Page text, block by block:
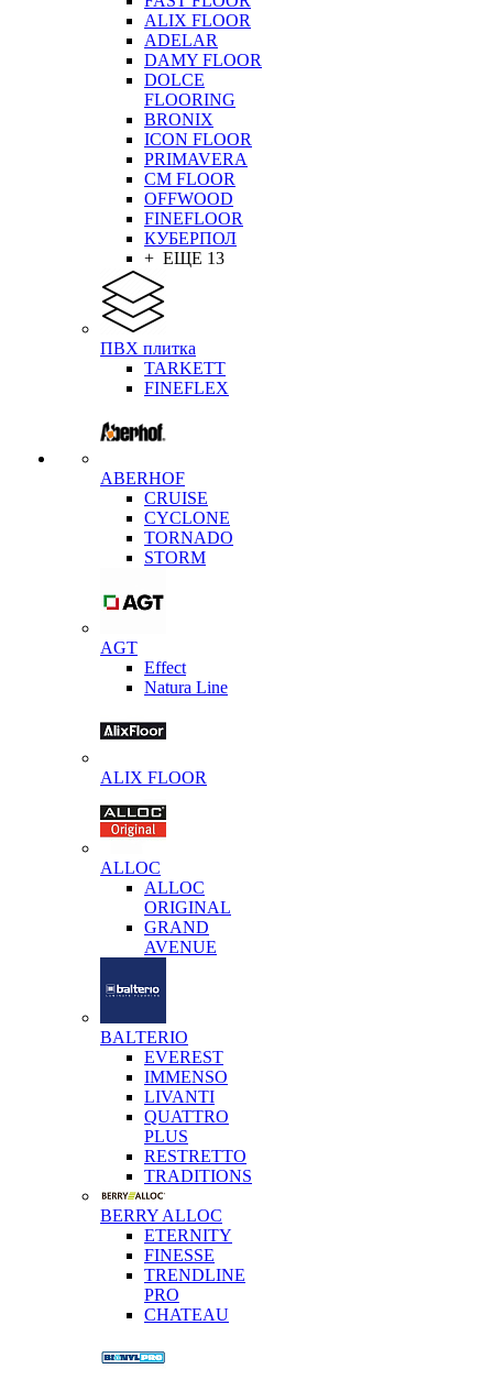
ALIX FLOOR
ADELAR
DAMY FLOOR
DOLCE
FLOORING
BRONIX
ICON FLOOR
PRIMAVERA
CM FLOOR
OFFWOOD
FINEFLOOR
КУБЕРПОЛ
+ ЕЩЕ 13
ПВХ плитка
TARKETT
FINEFLEX
ABERHOF
CRUISE
CYCLONE
TORNADO
STORM
AGT
Effect
Natura Line
ALIX FLOOR
ALLOC
ALLOC
ORIGINAL
GRAND
AVENUE
BALTERIO
EVEREST
IMMENSO
LIVANTI
QUATTRO
PLUS
RESTRETTO
TRADITIONS
BERRY ALLOC
ETERNITY
FINESSE
TRENDLINE
PRO
CHATEAU